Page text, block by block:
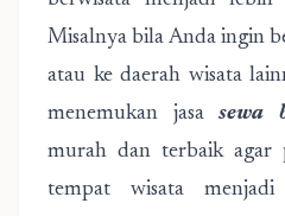
Misalnya bila Anda ingin
atau ke daerah wisata
menemukan jasasewa
murah dan terbaik agar
tempat wisata